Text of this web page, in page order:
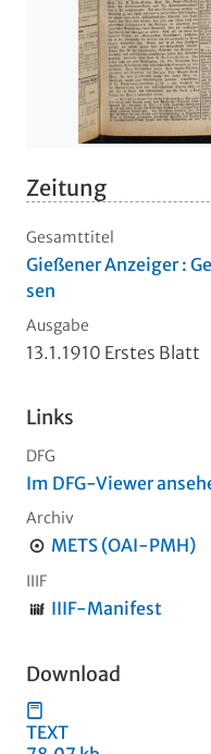
Zeitung
Gesamttitel
Gießener Anzeiger :
sen
Ausgabe
13.1.1910 Erstes Blatt
Links
DFG
Im DFG-Viewer
Archiv
METS (OAI-PMH)
IIIF
IIIF-Manifest
Download
TEXT